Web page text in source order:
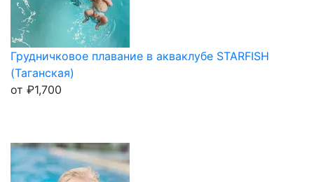
Грудничковое плавание в акваклубе STARFISH
(Таганская)
от ₽1,700